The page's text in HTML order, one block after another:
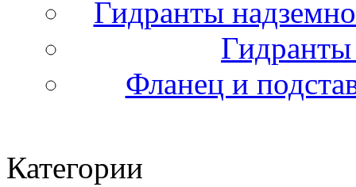
Гидранты
Фланец и
Категории